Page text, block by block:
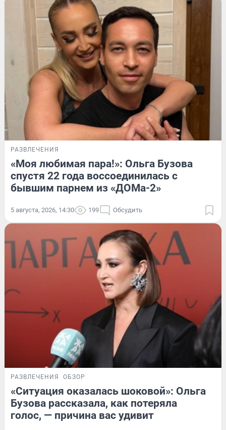
РАЗВЛЕЧЕНИЯ
«Моя любимая пара!»: Ольга Бузова
спустя 22 года воссоединилась с
бывшим парнем из «ДОМа-2»
5 августа, 2026, 14:30 199 Обсудить
РАЗВЛЕЧЕНИЯ ОБЗОР
«Ситуация оказалась шоковой»: Ольга
Бузова рассказала, как потеряла
голос, — причина вас удивит